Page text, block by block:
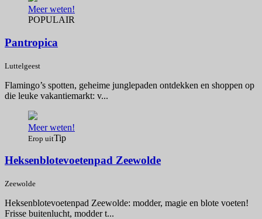
Meer weten!
POPULAIR
Pantropica
Luttelgeest
Flamingo’s spotten, geheime junglepaden ontdekken en shoppen op
die leuke vakantiemarkt: v...
Meer weten!
Erop uitTip
Heksenblotevoetenpad Zeewolde
Zeewolde
Heksenblotevoetenpad Zeewolde: modder, magie en blote voeten!
Frisse buitenlucht, modder t...